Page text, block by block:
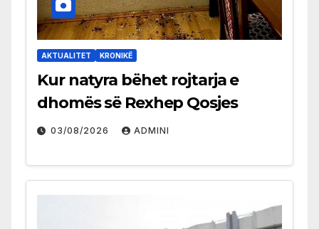
AKTUALITET KRONIKË
Kur natyra bëhet rojtarja e
dhomës së Rexhep Qosjes
03/08/2026 ADMINI